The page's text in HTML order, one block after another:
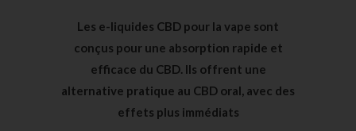
Les e-liquides CBD pour la vape sont
conçus pour une absorption rapide et
efficace du CBD. Ils offrent une
alternative pratique au CBD oral, avec des
effets plus immédiats